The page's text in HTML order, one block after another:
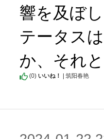
響を及ぼ
テータス
か、それ
(0) いいね！ | 筑阳春艳